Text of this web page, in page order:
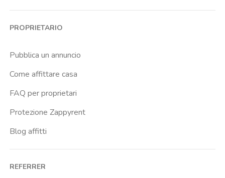
PROPRIETARIO
Pubblica un annuncio
Come affittare casa
FAQ per proprietari
Protezione Zappyrent
Blog affitti
REFERRER